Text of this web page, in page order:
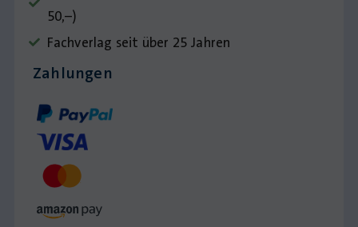
50,–)
Fachverlag seit über 25 Jahren
Zahlungen